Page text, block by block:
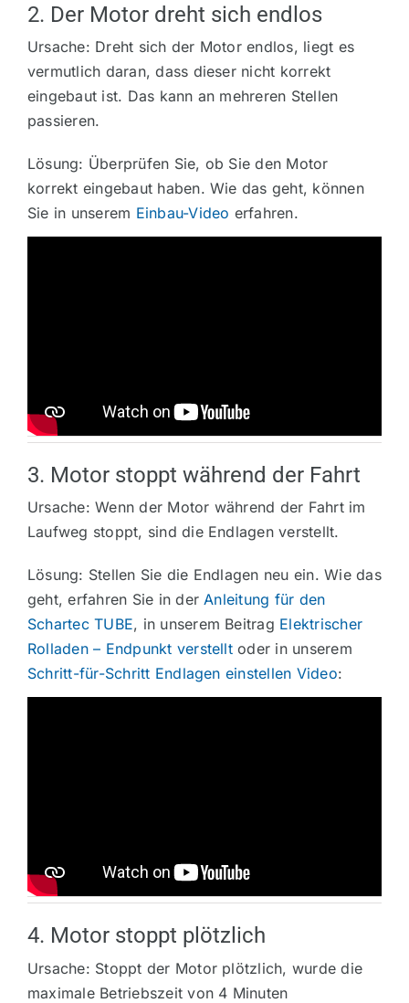
2. Der Motor dreht sich endlos
Ursache: Dreht sich der Motor endlos, liegt es
vermutlich daran, dass dieser nicht korrekt
eingebaut ist. Das kann an mehreren Stellen
passieren.
Lösung: Überprüfen Sie, ob Sie den Motor
korrekt eingebaut haben. Wie das geht, können
Sie in unserem Einbau-Video erfahren.
3. Motor stoppt während der Fahrt
Ursache: Wenn der Motor während der Fahrt im
Laufweg stoppt, sind die Endlagen verstellt.
Lösung: Stellen Sie die Endlagen neu ein. Wie das
geht, erfahren Sie in derAnleitung für den
Schartec TUBE, in unserem Beitrag Elektrischer
Rolladen – Endpunkt verstelltoder in unserem
Schritt-für-Schritt Endlagen einstellen Video:
4. Motor stoppt plötzlich
Ursache: Stoppt der Motor plötzlich, wurde die
maximale Betriebszeit von 4 Minuten